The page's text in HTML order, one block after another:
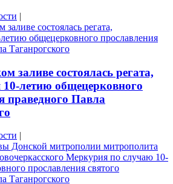
|
заливе состоялась регата,
летию общецерковного
праведного Павла